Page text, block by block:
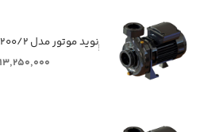
ٖٖٖٖٖنوید موتور مدل CS۲۰۰/۲
۱۳,۲۵۰,۰۰۰ تومان